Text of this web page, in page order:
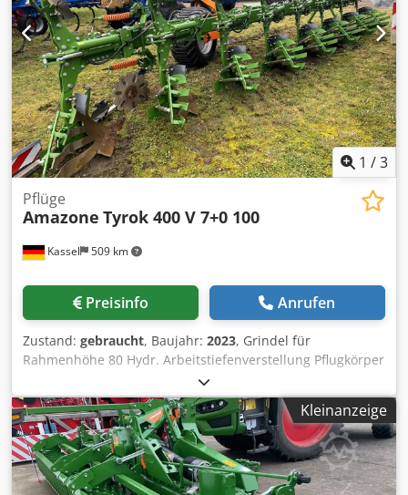
1 /3
Kassel 509 km
Pflüge
Amazone Tyrok 400 V 7+0 100
Preisinfo Anrufen
Zustand: gebraucht, Baujahr: 2023, Grindel für
Rahmenhöhe 80 Hydr. Arbeitstiefenverstellung Pflugkörper
STW 35, / 1 Paar Scharblatt 430, 1 Paar HD-Scharspitze, 1
Paar Einlegeblecj f. STW 35, 1 / Paar Scheibensechhalter
Scheibensech D 500 gezackt und gefedert Vorbereitung /
für Be Dedpfx Aderxtbiekjwa
Kleinanzeige